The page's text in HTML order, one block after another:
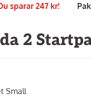
sparar 247 kr!
2
Small